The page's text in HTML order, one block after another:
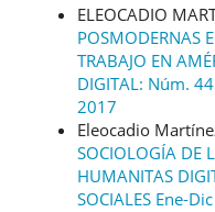
ELEOCADIO
POSMODERNAS
TRABAJO EN
DIGITAL: Núm.
2017
Eleocadio
SOCIOLOGÍA DE
HUMANITAS
SOCIALES Ene-